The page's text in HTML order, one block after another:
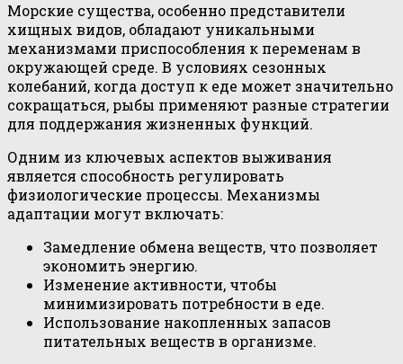
Морские существа, особенно представители
хищных видов, обладают уникальными
механизмами приспособления к переменам в
окружающей среде. В условиях сезонных
колебаний, когда доступ к еде может значительно
сокращаться, рыбы применяют разные стратегии
для поддержания жизненных функций.
Одним из ключевых аспектов выживания
является способность регулировать
физиологические процессы. Механизмы
адаптации могут включать:
Замедление обмена веществ, что позволяет
экономить энергию.
Изменение активности, чтобы
минимизировать потребности в еде.
Использование накопленных запасов
питательных веществ в организме.